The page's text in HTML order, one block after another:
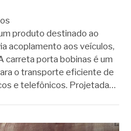
produto destinado ao
acoplamento aos veículos,
carreta porta bobinas é um
o transporte eficiente de
e telefônicos. Projetada…